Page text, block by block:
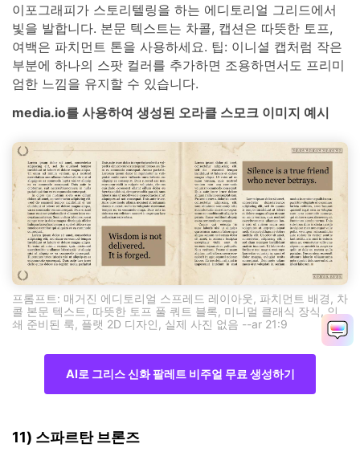
이포그래피가 스토리텔링을 하는 에디토리얼 그리드에서
빛을 발합니다. 본문 텍스트는 차콜, 캡션은 따뜻한 토프,
여백은 파치먼트 톤을 사용하세요. 팁: 이니셜 캡처럼 작은
부분에 하나의 스팟 컬러를 추가하면 조용하면서도 프리미
엄한 느낌을 유지할 수 있습니다.
media.io를 사용하여 생성된 오라클 스모크 이미지 예시
프롬프트: 매거진 에디토리얼 스프레드 레이아웃, 파치먼트 배경, 차
콜 본문 텍스트, 따뜻한 토프 풀 쿼트 블록, 미니멀 클래식 장식, 인
쇄 준비된 룩, 플랫 2D 디자인, 실제 사진 없음 --ar 21:9
AI로 그리스 신화 팔레트 비주얼 무료 생성하기
11) 스파르탄 브론즈